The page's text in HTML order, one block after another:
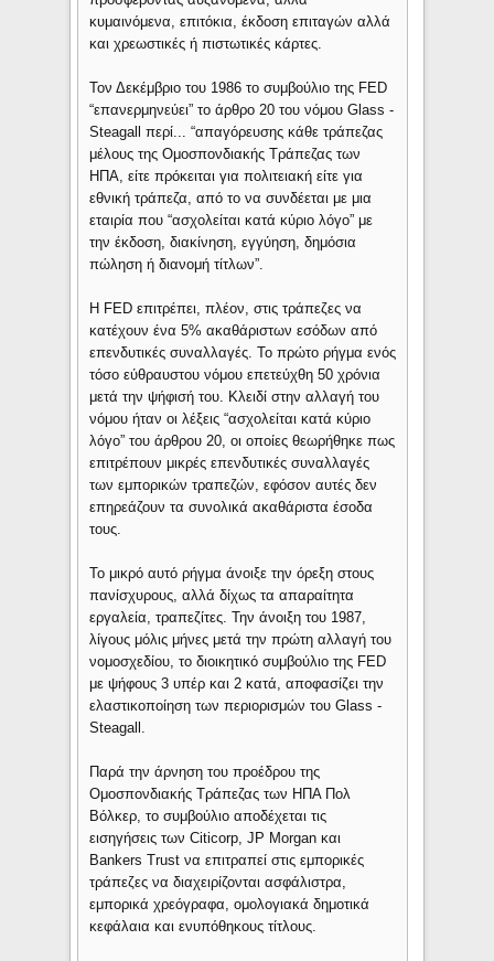
κυμαινόμενα, επιτόκια, έκδοση επιταγών αλλά
και χρεωστικές ή πιστωτικές κάρτες.
Τον Δεκέμβριο του 1986 το συμβούλιο της FED
“επανερμηνεύει” το άρθρο 20 του νόμου Glass -
Steagall περί... “απαγόρευσης κάθε τράπεζας
μέλους της Ομοσπονδιακής Τράπεζας των
ΗΠΑ, είτε πρόκειται για πολιτειακή είτε για
εθνική τράπεζα, από το να συνδέεται με μια
εταιρία που “ασχολείται κατά κύριο λόγο” με
την έκδοση, διακίνηση, εγγύηση, δημόσια
πώληση ή διανομή τίτλων”.
Η FED επιτρέπει, πλέον, στις τράπεζες να
κατέχουν ένα 5% ακαθάριστων εσόδων από
επενδυτικές συναλλαγές. Το πρώτο ρήγμα ενός
τόσο εύθραυστου νόμου επετεύχθη 50 χρόνια
μετά την ψήφισή του. Κλειδί στην αλλαγή του
νόμου ήταν οι λέξεις “ασχολείται κατά κύριο
λόγο” του άρθρου 20, οι οποίες θεωρήθηκε πως
επιτρέπουν μικρές επενδυτικές συναλλαγές
των εμπορικών τραπεζών, εφόσον αυτές δεν
επηρεάζουν τα συνολικά ακαθάριστα έσοδα
τους.
Το μικρό αυτό ρήγμα άνοιξε την όρεξη στους
πανίσχυρους, αλλά δίχως τα απαραίτητα
εργαλεία, τραπεζίτες. Την άνοιξη του 1987,
λίγους μόλις μήνες μετά την πρώτη αλλαγή του
νομοσχεδίου, το διοικητικό συμβούλιο της FED
με ψήφους 3 υπέρ και 2 κατά, αποφασίζει την
ελαστικοποίηση των περιορισμών του Glass -
Steagall.
Παρά την άρνηση του προέδρου της
Ομοσπονδιακής Τράπεζας των ΗΠΑ Πολ
Βόλκερ, το συμβούλιο αποδέχεται τις
εισηγήσεις των Citicorp, JP Morgan και
Bankers Trust να επιτραπεί στις εμπορικές
τράπεζες να διαχειρίζονται ασφάλιστρα,
εμπορικά χρεόγραφα, ομολογιακά δημοτικά
κεφάλαια και ενυπόθηκους τίτλους.